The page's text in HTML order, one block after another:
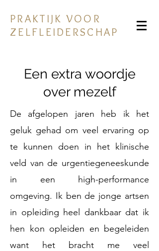
PRAKTIJK VOOR
ZELFLEIDERSCHAP
Een extra woordje
over mezelf
De afgelopen jaren heb ik het
geluk gehad om veel ervaring op
te kunnen doen in het klinische
veld van de urgentiegeneeskunde
in een high-performance
omgeving. Ik ben de jonge artsen
in opleiding heel dankbaar dat ik
hen kon opleiden en begeleiden
want het bracht me veel